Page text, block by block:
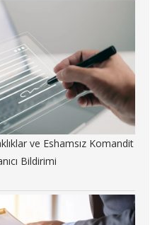
ve Eshamsız Komandit
Bildirimi